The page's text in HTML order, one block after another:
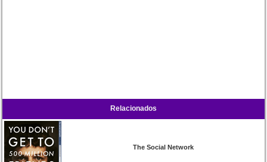
Relacionados
The Social Network